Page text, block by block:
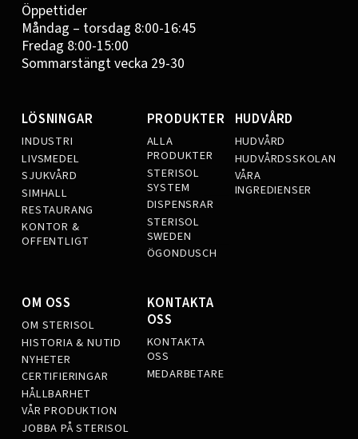
Öppettider
Måndag – torsdag 8:00-16:45
Fredag 8:00-15:00
Sommarstängt vecka 29-30
LÖSNINGAR
INDUSTRI
LIVSMEDEL
SJUKVÅRD
SIMHALL
RESTAURANG
KONTOR &
OFFENTLIGT
PRODUKTER
ALLA
PRODUKTER
STERISOL
SYSTEM
DISPENSRAR
STERISOL
SWEDEN
ÖGONDUSCH
HUDVÅRD
HUDVÅRD
HUDVÅRDSSKOLAN
VÅRA
INGREDIENSER
OM OSS
OM STERISOL
HISTORIA & NUTID
NYHETER
CERTIFIERINGAR
HÅLLBARHET
VÅR PRODUKTION
JOBBA PÅ STERISOL
KONTAKTA
OSS
KONTAKTA
OSS
MEDARBETARE